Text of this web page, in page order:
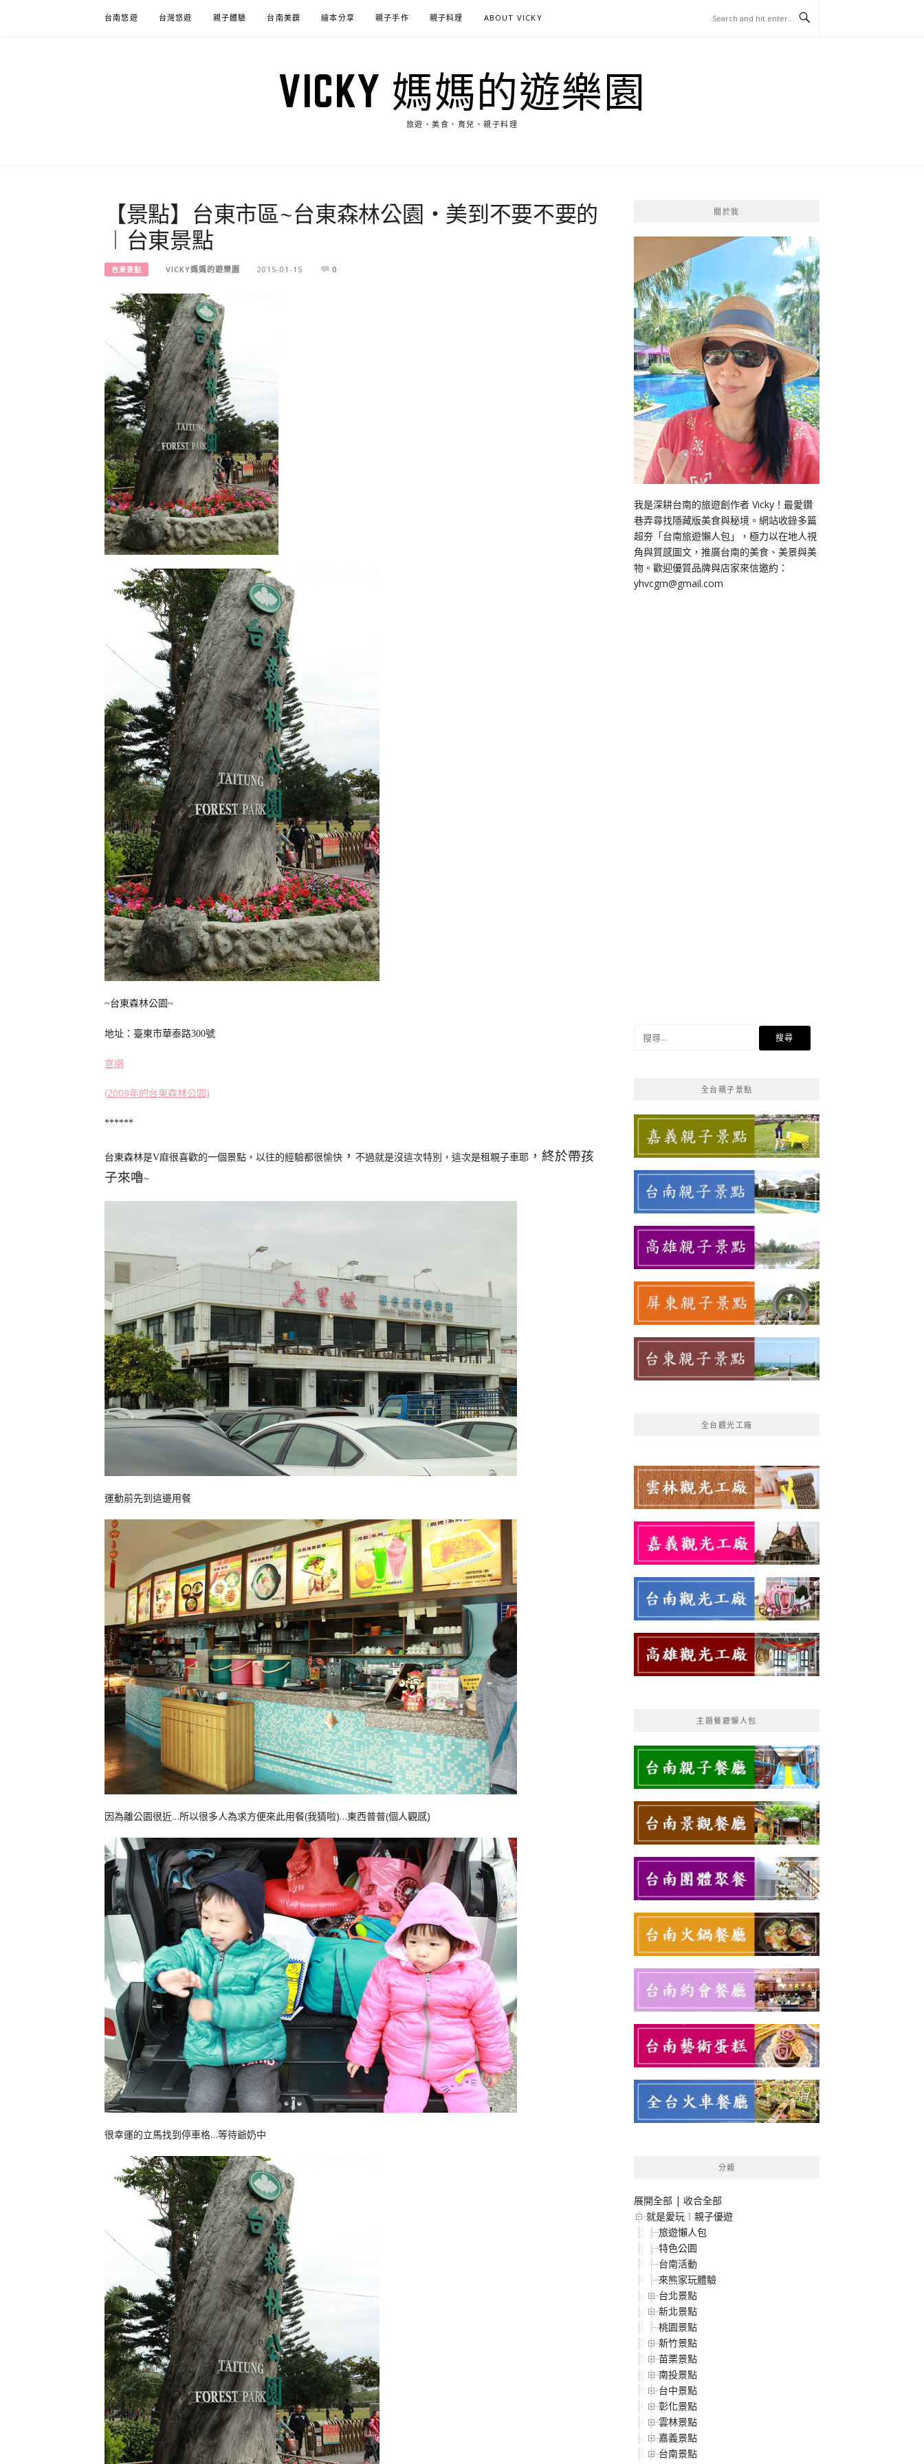
台南悠遊 台灣悠遊 親子體驗 台南美饌 繪本分享 親子手作 親子料理 ABOUT VICKY
VICKY 媽媽的遊樂園
旅遊、美食、育兒、親子料理
【景點】台東市區~台東森林公園‧美到不要不要的
︱台東景點
台東景點 VICKY媽媽的遊樂園 2015-01-15 0
~台東森林公園~
地址：臺東市華泰路300號
官網
(2009年的台東森林公園)
******
台東森林是V麻很喜歡的一個景點，以往的經驗都很愉快 ， 不過就是沒這次特別，這次是租親子車耶 ，終於帶孩
子來嚕~
運動前先到這邊用餐
因為離公園很近…所以很多人為求方便來此用餐(我猜啦)…東西普普(個人觀感)
很幸運的立馬找到停車格…等待爺奶中
關於我
我是深耕台南的旅遊創作者 Vicky！最愛鑽
巷弄尋找隱藏版美食與秘境。網站收錄多篇
超夯「台南旅遊懶人包」，極力以在地人視
角與質感圖文，推廣台南的美食、美景與美
物。歡迎優質品牌與店家來信邀約：
yhvcgm@gmail.com
全台親子景點
全台觀光工廠
主題餐廳懶人包
分類
展開全部 | 收合全部
就是愛玩︱親子優遊
旅遊懶人包
特色公園
台南活動
來熊家玩體驗
台北景點
新北景點
桃園景點
新竹景點
苗栗景點
南投景點
台中景點
彰化景點
雲林景點
嘉義景點
台南景點